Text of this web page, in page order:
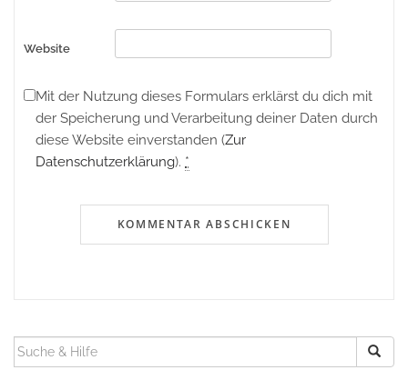
Website
Mit der Nutzung dieses Formulars erklärst du dich mit
der Speicherung und Verarbeitung deiner Daten durch
diese Website einverstanden (Zur
Datenschutzerklärung). *
SUCHEN
NACH: